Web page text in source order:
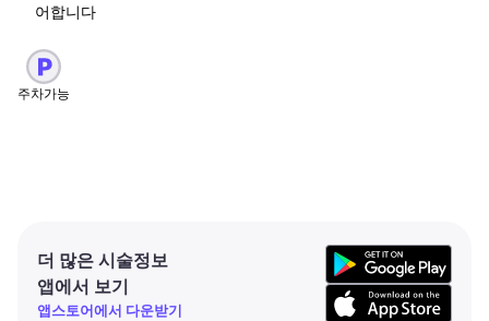
어합니다
주차가능
더 많은 시술정보
앱에서 보기
앱스토어에서 다운받기